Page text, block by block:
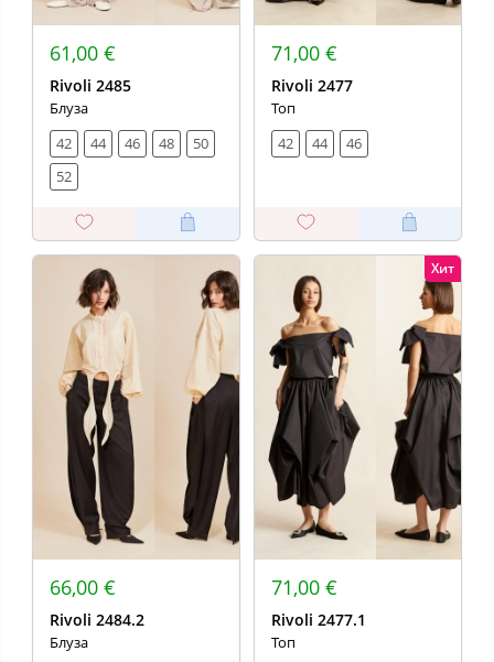
61,00 €
Rivoli 2485
Блуза
42
44 46 48
50
52
71,00 €
Rivoli 2477
Топ
42
44 46
66,00 €
Rivoli 2484.2
Блуза
Хит
71,00 €
Rivoli 2477.1
Топ